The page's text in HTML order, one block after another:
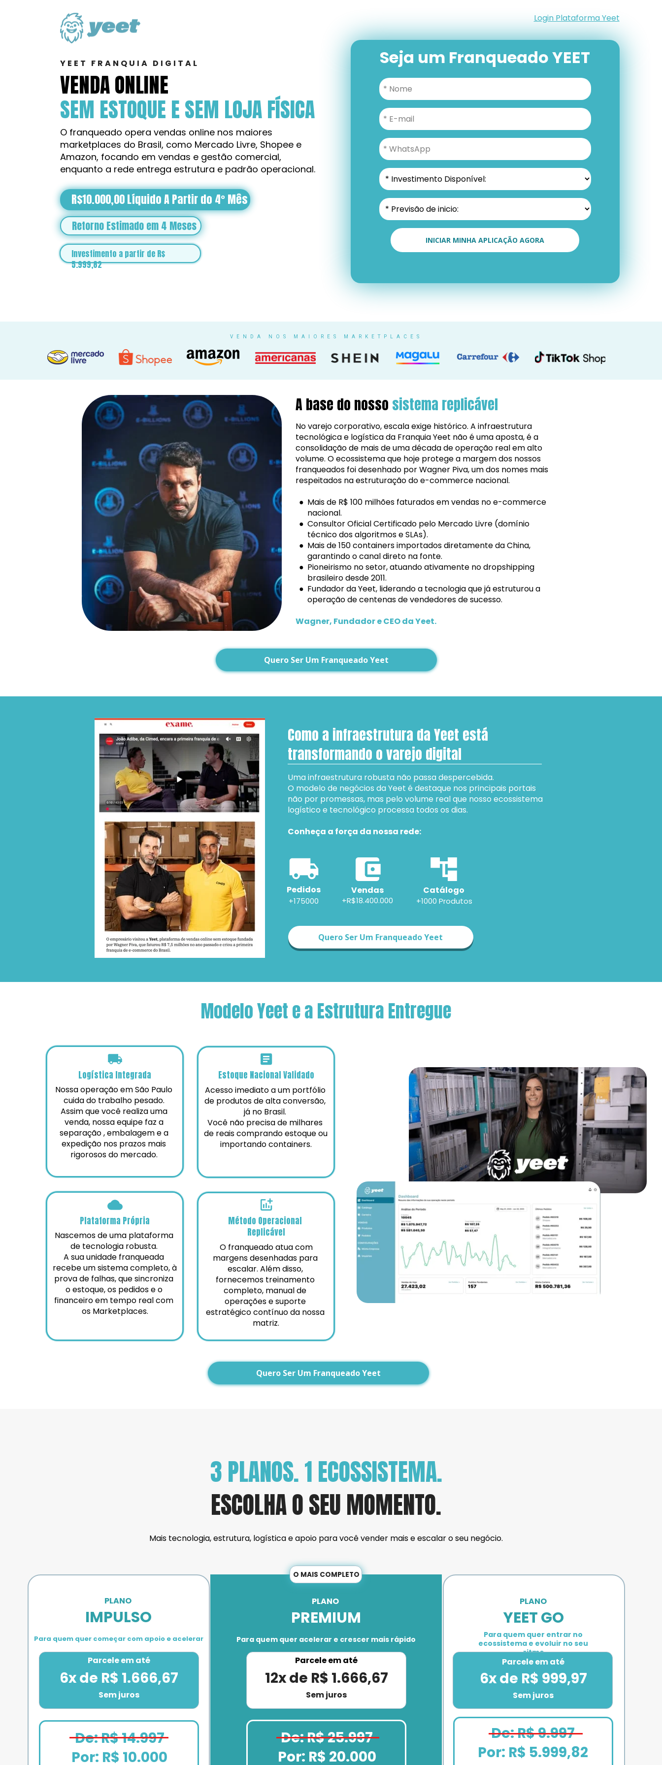
Login Plataforma Yeet
Seja um Franqueado YEET
YEET FRANQUIA DIGITAL
VENDA ONLINE
SEM ESTOQUE E SEM LOJA FÍSICA
INICIAR MINHA APLICAÇÃO AGORA
O franqueado opera vendas online nos maiores
marketplaces do Brasil, como Mercado Livre, Shopee e
Amazon, focando em vendas e gestão comercial,
enquanto a rede entrega estrutura e padrão operacional.
R$10.000,00 Líquido A Partir do 4° Mês
Retorno Estimado em 4 Meses
Investimento a partir de R$
5.999,82
VENDA NOS MAIORES MARKETPLACES
A base do nosso sistema replicável
No varejo corporativo, escala exige histórico. A infraestrutura
tecnológica e logística da Franquia Yeet não é uma aposta, é a
consolidação de mais de uma década de operação real em alto
volume. O ecossistema que hoje protege a margem dos nossos
franqueados foi desenhado por Wagner Piva, um dos nomes mais
respeitados na estruturação do e-commerce nacional.
Mais de R$ 100 milhões faturados em vendas no e-commerce
nacional.
Consultor Oficial Certificado pelo Mercado Livre (domínio
técnico dos algoritmos e SLAs).
Mais de 150 containers importados diretamente da China,
garantindo o canal direto na fonte.
Pioneirismo no setor, atuando ativamente no dropshipping
brasileiro desde 2011.
Fundador da Yeet, liderando a tecnologia que já estruturou a
operação de centenas de vendedores de sucesso.
Wagner, Fundador e CEO da Yeet.
Quero Ser Um Franqueado Yeet
Como a infraestrutura da Yeet está
transformando o varejo digital
Uma infraestrutura robusta não passa despercebida.
O modelo de negócios da Yeet é destaque nos principais portais
não por promessas, mas pelo volume real que nosso ecossistema
logístico e tecnológico processa todos os dias.
Conheça a força da nossa rede:
Pedidos Catálogo
Vendas
+175000 +R$18.400.000 +1000 Produtos
Quero Ser Um Franqueado Yeet
Modelo Yeet e a Estrutura Entregue
Estoque Nacional Validado
Logística Integrada
Nossa operação em São Paulo
cuida do trabalho pesado.
Assim que você realiza uma
venda, nossa equipe faz a
separação , embalagem e a
expedição nos prazos mais
rigorosos do mercado.
Acesso imediato a um portfólio
de produtos de alta conversão,
já no Brasil.
Você não precisa de milhares
de reais comprando estoque ou
importando containers.
Plataforma Própria
Método Operacional
Replicável
Nascemos de uma plataforma
de tecnologia robusta.
A sua unidade franqueada
recebe um sistema completo, à
prova de falhas, que sincroniza
o estoque, os pedidos e o
financeiro em tempo real com
os Marketplaces.
margens desenhadas para
escalar. Além disso,
fornecemos treinamento
completo, manual de
operações e suporte
estratégico contínuo da nossa
matriz.
Quero Ser Um Franqueado Yeet
3 PLANOS. 1 ECOSSISTEMA.
ESCOLHA O SEU MOMENTO.
Mais tecnologia, estrutura, logística e apoio para você vender mais e escalar o seu negócio.
O MAIS COMPLETO
PLANO PLANO
PLANO
IMPULSO YEET GO
PREMIUM
Para quem quer entrar no
ecossistema e evoluir no seu
ritmo
Para quem quer acelerar e crescer mais rápido
Para quem quer começar com apoio e acelerar
Parcele em até
Parcele em até Parcele em até
12x de R$ 1.666,67
6x de R$ 1.666,67 6x de R$ 999,97
Sem juros
Sem juros Sem juros
De: R$ 9.997
Por: R$ 5.999,82
De: R$ 25.997
Por: R$ 20.000
De: R$ 14.997
Por: R$ 10.000